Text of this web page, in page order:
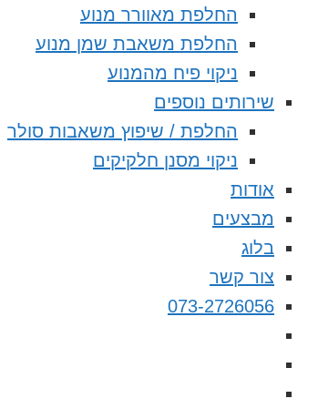
החלפת מאוורר מנוע
החלפת משאבת שמן מנוע
ניקוי פיח מהמנוע
שירותים נוספים
החלפת / שיפוץ משאבות סולר
ניקוי מסנן חלקיקים
אודות
מבצעים
בלוג
צור קשר
073-2726056